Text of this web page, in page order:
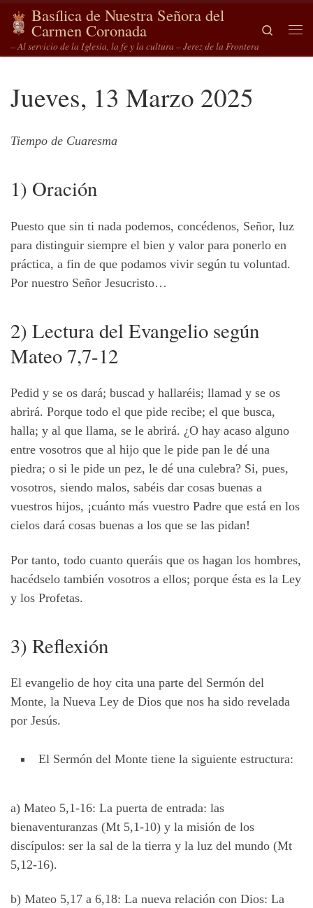
Saltar al contenido
Basílica de Nuestra Señora del
Carmen Coronada
– Al servicio de la Iglesia, la fe y la cultura – Jerez de la Frontera
Search
Jueves, 13 Marzo 2025
Tiempo de Cuaresma
1) Oración
Puesto que sin ti nada podemos, concédenos, Señor, luz
para distinguir siempre el bien y valor para ponerlo en
práctica, a fin de que podamos vivir según tu voluntad.
Por nuestro Señor Jesucristo…
2) Lectura del Evangelio según
Mateo 7,7-12
Pedid y se os dará; buscad y hallaréis; llamad y se os
abrirá. Porque todo el que pide recibe; el que busca,
halla; y al que llama, se le abrirá. ¿O hay acaso alguno
entre vosotros que al hijo que le pide pan le dé una
piedra; o si le pide un pez, le dé una culebra? Si, pues,
vosotros, siendo malos, sabéis dar cosas buenas a
vuestros hijos, ¡cuánto más vuestro Padre que está en los
cielos dará cosas buenas a los que se las pidan!
Por tanto, todo cuanto queráis que os hagan los hombres,
hacédselo también vosotros a ellos; porque ésta es la Ley
y los Profetas.
3) Reflexión
El evangelio de hoy cita una parte del Sermón del
Monte, la Nueva Ley de Dios que nos ha sido revelada
por Jesús.
El Sermón del Monte tiene la siguiente estructura:
a) Mateo 5,1-16: La puerta de entrada: las
bienaventuranzas (Mt 5,1-10) y la misión de los
discípulos: ser la sal de la tierra y la luz del mundo (Mt
5,12-16).
b) Mateo 5,17 a 6,18: La nueva relación con Dios: La